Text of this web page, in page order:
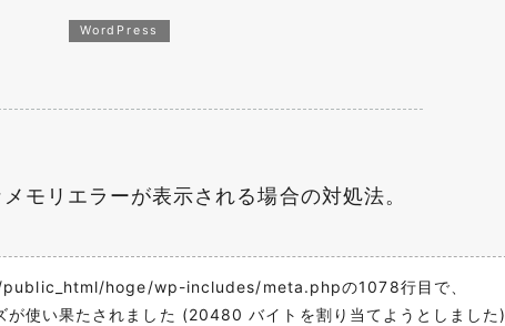
WordPress
モリエラーが表示される場合の対処法。
hoge/wp-includes/meta.phpの1078行目で、
使い果たされました (20480 バイトを割り当てようとしました)